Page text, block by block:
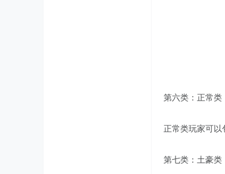
第六类：正常类
正常类玩家可
第七类：土豪类